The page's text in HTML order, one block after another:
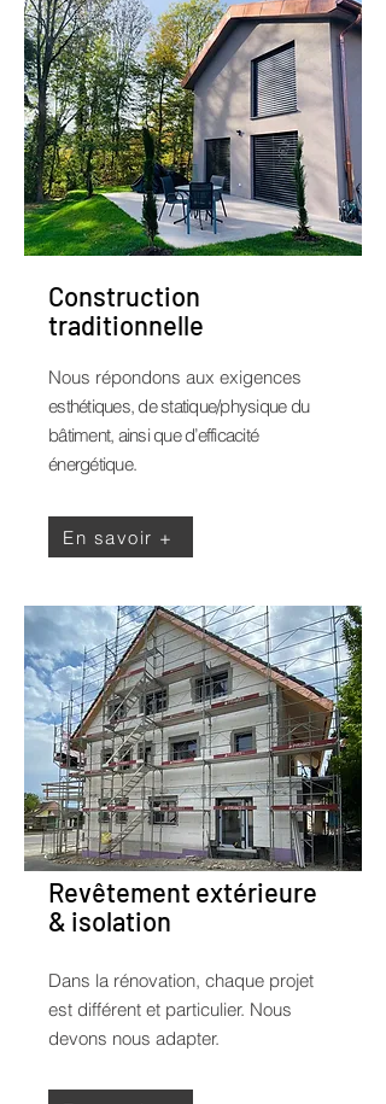
Construction
traditionnelle
Nous répondons aux exigences
esthétiques, de statique/physique du
bâtiment, ainsi que d’efficacité
énergétique.
En savoir +
Revêtement extérieure
& isolation
Dans la rénovation, chaque projet
est différent et particulier. Nous
devons nous adapter.